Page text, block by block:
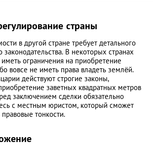
страны
в другой стране требует детального
законодательства. В некоторых странах
ограничения на приобретение
вовсе не иметь права владеть землёй.
действуют строгие законы,
заветных квадратных метров
заключением сделки обязательно
с местным юристом, который сможет
тонкости.